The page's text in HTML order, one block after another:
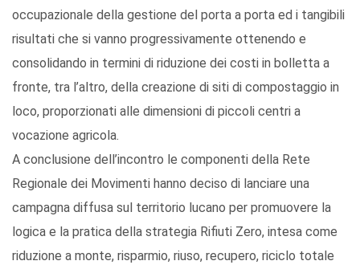
occupazionale della gestione del porta a porta ed i tangibili
risultati che si vanno progressivamente ottenendo e
consolidando in termini di riduzione dei costi in bolletta a
fronte, tra l’altro, della creazione di siti di compostaggio in
loco, proporzionati alle dimensioni di piccoli centri a
vocazione agricola.
A conclusione dell’incontro le componenti della Rete
Regionale dei Movimenti hanno deciso di lanciare una
campagna diffusa sul territorio lucano per promuovere la
logica e la pratica della strategia Rifiuti Zero, intesa come
riduzione a monte, risparmio, riuso, recupero, riciclo totale